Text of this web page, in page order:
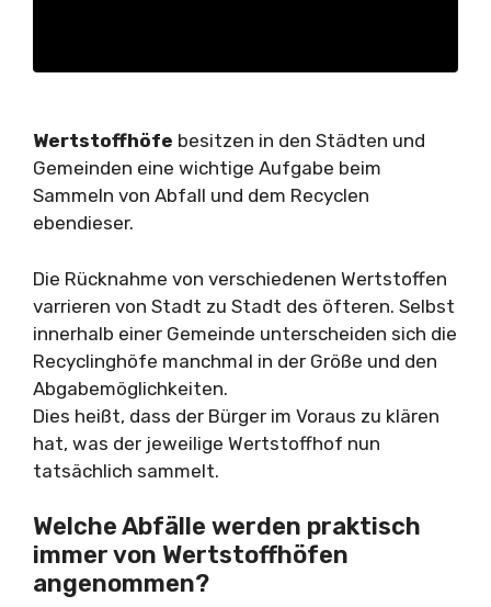
Wertstoffhöfe besitzen in den Städten und
Gemeinden eine wichtige Aufgabe beim
Sammeln von Abfall und dem Recyclen
ebendieser.
Die Rücknahme von verschiedenen Wertstoffen
varrieren von Stadt zu Stadt des öfteren. Selbst
innerhalb einer Gemeinde unterscheiden sich die
Recyclinghöfe manchmal in der Größe und den
Abgabemöglichkeiten.
Dies heißt, dass der Bürger im Voraus zu klären
hat, was der jeweilige Wertstoffhof nun
tatsächlich sammelt.
Welche Abfälle werden praktisch
immer von Wertstoffhöfen
angenommen?